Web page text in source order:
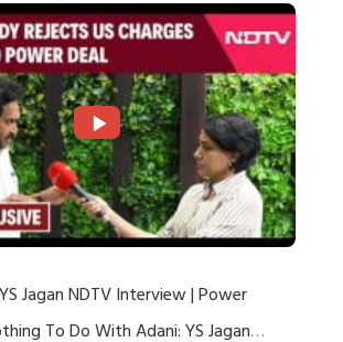
Jagan NDTV Interview | Power
To Do With Adani: YS Jagan